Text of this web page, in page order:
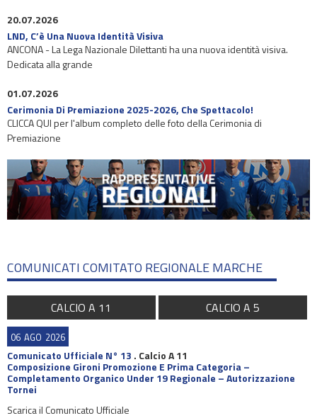
20.07.2026
LND, C’è Una Nuova Identità Visiva
ANCONA - La Lega Nazionale Dilettanti ha una nuova identità visiva.
Dedicata alla grande
01.07.2026
Cerimonia Di Premiazione 2025-2026, Che Spettacolo!
CLICCA QUI per l'album completo delle foto della Cerimonia di
Premiazione
COMUNICATI COMITATO REGIONALE MARCHE
CALCIO A 11 CALCIO A 5
06 AGO 2026
Comunicato Ufficiale N° 13 . Calcio A 11
Composizione Gironi Promozione E Prima Categoria –
Completamento Organico Under 19 Regionale – Autorizzazione
Tornei
Scarica il Comunicato Ufficiale